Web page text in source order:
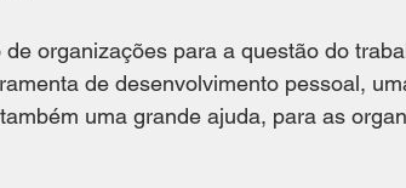
organizações para a questão do
de desenvolvimento pessoal,
uma grande ajuda, para as